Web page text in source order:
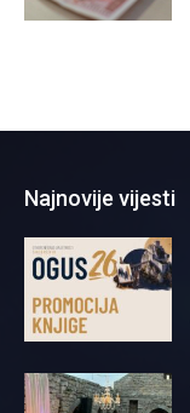
Najnovije vijesti